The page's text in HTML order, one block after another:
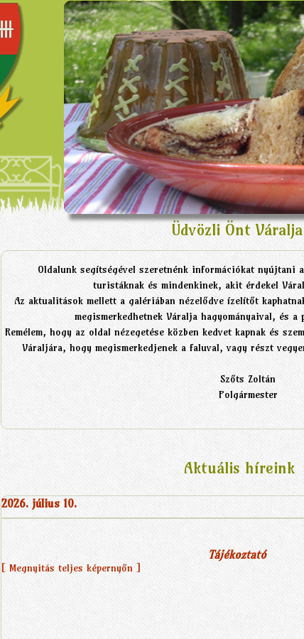
Üdvözli Önt
Oldalunk segítségével szeretnénk információkat nyújtani
turistáknak és mindenkinek, akit érdekel
Az aktualitások mellett a galériában nézelődve ízelítőt
megismerkedhetnek Váralja hagyományaival, és a
Remélem, hogy az oldal nézegetése közben kedvet kapnak és
Váraljára, hogy megismerkedjenek a faluval, vagy részt
Szőts Zoltán
Polgármester
Aktuális híreink
2026. július 10.
Tájékoztató
[ Megnyitás teljes képernyőn ]